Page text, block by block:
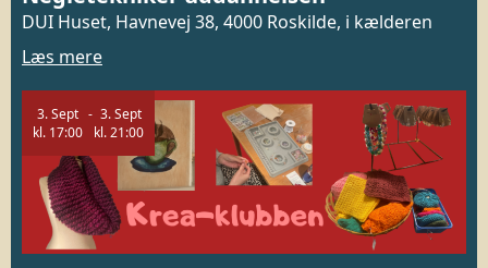
DUI Huset, Havnevej 38, 4000 Roskilde, i kælderen
Læs mere
3.Sept
kl. 17:00
3.Sept
kl.21:00